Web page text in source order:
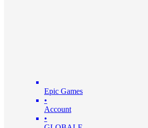
Epic Games
•
Account
•